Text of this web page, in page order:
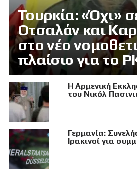
Τουρκία: «Όχι»
Οτσαλάν και
στο νέο
πλαίσιο για το
Η Αρμενική
του Νικόλ
Γερμανία:
Ιρακινοί για